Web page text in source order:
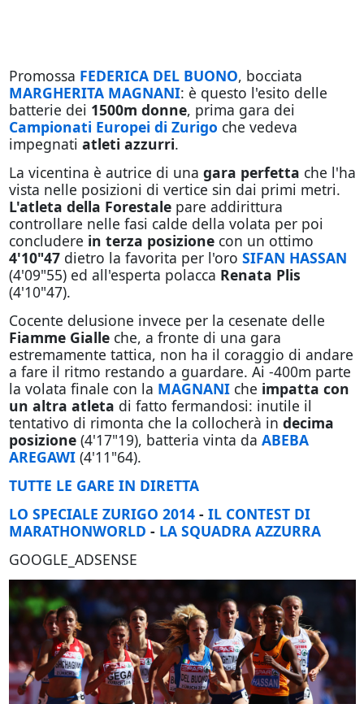
Promossa FEDERICA DEL BUONO, bocciata
MARGHERITA MAGNANI: è questo l'esito delle
batterie dei 1500m donne, prima gara dei
Campionati Europei di Zurigo che vedeva
impegnati atleti azzurri.
La vicentina è autrice di una gara perfetta che l'ha
vista nelle posizioni di vertice sin dai primi metri.
L'atleta della Forestalepare addirittura
controllare nelle fasi calde della volata per poi
concludere in terza posizionecon un ottimo
4'10"47dietro la favorita per l'oro SIFAN HASSAN
(4'09"55) ed all'esperta polacca Renata Plis
(4'10"47).
Cocente delusione invece per la cesenate delle
Fiamme Gialleche, a fronte di una gara
estremamente tattica, non ha il coraggio di andare
a fare il ritmo restando a guardare. Ai -400m parte
la volata finale con la MAGNANIche impatta con
un altra atleta di fatto fermandosi: inutile il
tentativo di rimonta che la collocherà in decima
posizione(4'17"19), batteria vinta da ABEBA
AREGAWI (4'11"64).
TUTTE LE GARE IN DIRETTA
LO SPECIALE ZURIGO 2014- IL CONTEST DI
MARATHONWORLD - LA SQUADRA AZZURRA
GOOGLE_ADSENSE